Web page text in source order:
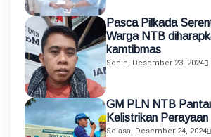
Pasca Pilkada
Warga NTB
kamtibmas
Senin, Desember 23, 2024
GM PLN NTB
Kelistrikan
Selasa, Desember 24, 2024